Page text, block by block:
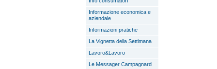
Informazione economica e
aziendale
Informazioni pratiche
La Vignetta della Settimana
Lavoro&Lavoro
Le Messager Campagnard